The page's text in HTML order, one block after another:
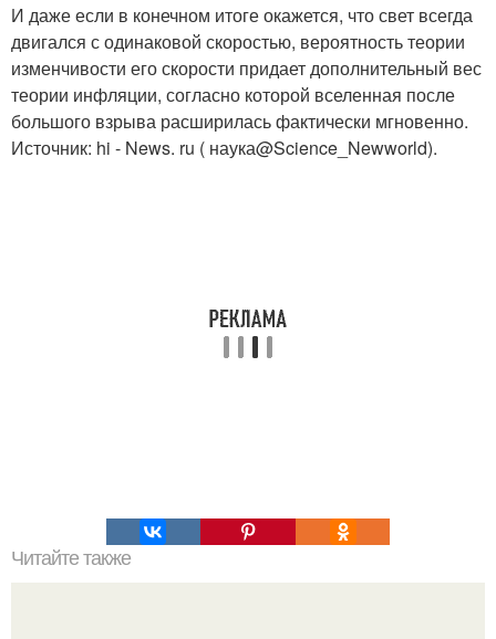
И даже если в конечном итоге окажется, что свет всегда
двигался с одинаковой скоростью, вероятность теории
изменчивости его скорости придает дополнительный вес
теории инфляции, согласно которой вселенная после
большого взрыва расширилась фактически мгновенно.
Источник: hi - News. ru ( наука@Science_Newworld).
Читайте также